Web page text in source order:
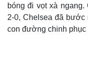
Kinh tế
Bất động sản
bóng đi vọt xà
2-0, Chelsea đã
con đường chinh phục